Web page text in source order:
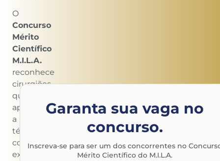
O
Concurso
Mérito
Científico
M.I.L.A.
reconhece
cirurgiões
que
aplicam
a
técnica
com
excelência,
Garanta sua vaga no
concurso.
Inscreva-se para ser um dos concorrentes no
Mérito Científico do M.I.L.A.